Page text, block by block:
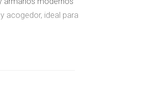
acogedor, ideal para
y refrigeración.